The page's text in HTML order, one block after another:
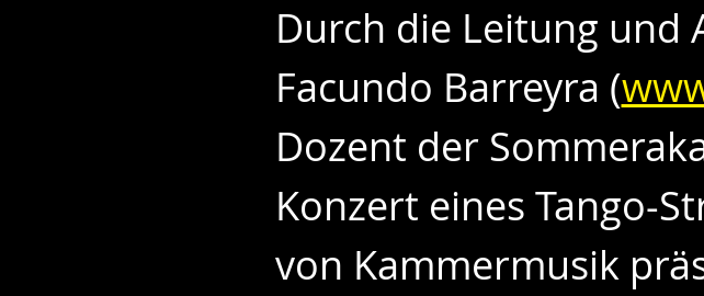
Durch die Leitung und
Facundo Barreyra (
Dozent der
Konzert eines Tango-
von Kammermusik